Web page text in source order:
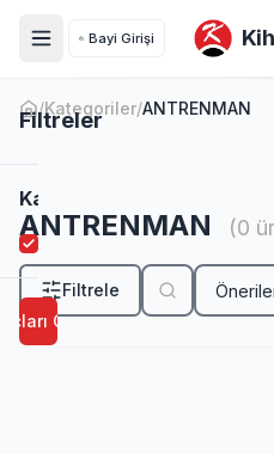
Bayi Girişi
/Kategoriler/ANTRENMAN
ANTRENMAN (0
Filtrele
Filtreler
Kategori
Göster